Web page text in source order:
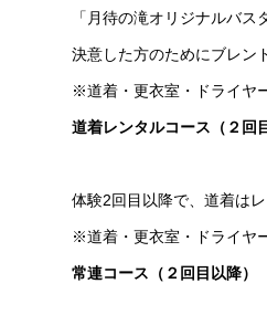
「月待の滝オリジナルバ
決意した方のためにブレン
※道着・更衣室・ドライヤ
道着レンタルコース（２回
体験2回目以降で、道着は
※道着・更衣室・ドライヤ
常連コース（２回目以降）